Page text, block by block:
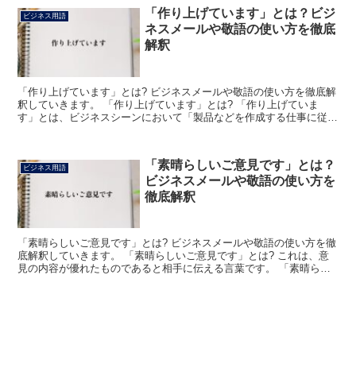
ビジネス用語
「作り上げています」とは？ビジ
ネスメールや敬語の使い方を徹底
解釈
「作り上げています」とは? ビジネスメールや敬語の使い方を徹底解
釈していきます。 「作り上げています」とは? 「作り上げていま
す」とは、ビジネスシーンにおいて「製品などを作成する仕事に従事
ビジネス用語
「素晴らしいご意見です」とは？
ビジネスメールや敬語の使い方を
徹底解釈
「素晴らしいご意見です」とは? ビジネスメールや敬語の使い方を徹
底解釈していきます。 「素晴らしいご意見です」とは? これは、意
見の内容が優れたものであると相手に伝える言葉です。 「素晴らし